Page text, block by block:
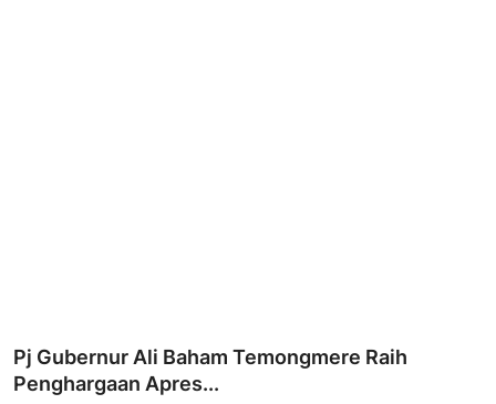
Pj Gubernur Ali Baham Temongmere Raih
Penghargaan Apres...